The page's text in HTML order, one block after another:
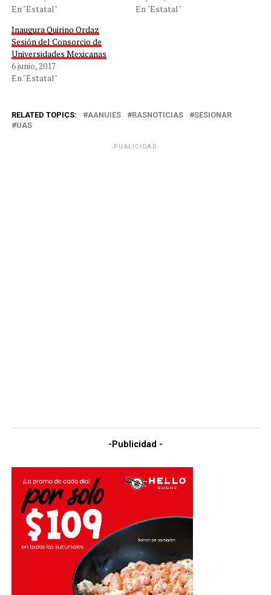
En "Estatal"
En "Estatal"
Inaugura Quirino Ordaz
Sesión del Consorcio de
Universidades Mexicanas
6 junio, 2017
En "Estatal"
RELATED TOPICS: AANUIES RASNOTICIAS
SESIONAR
UAS
-PUBLICIDAD-
-Publicidad -